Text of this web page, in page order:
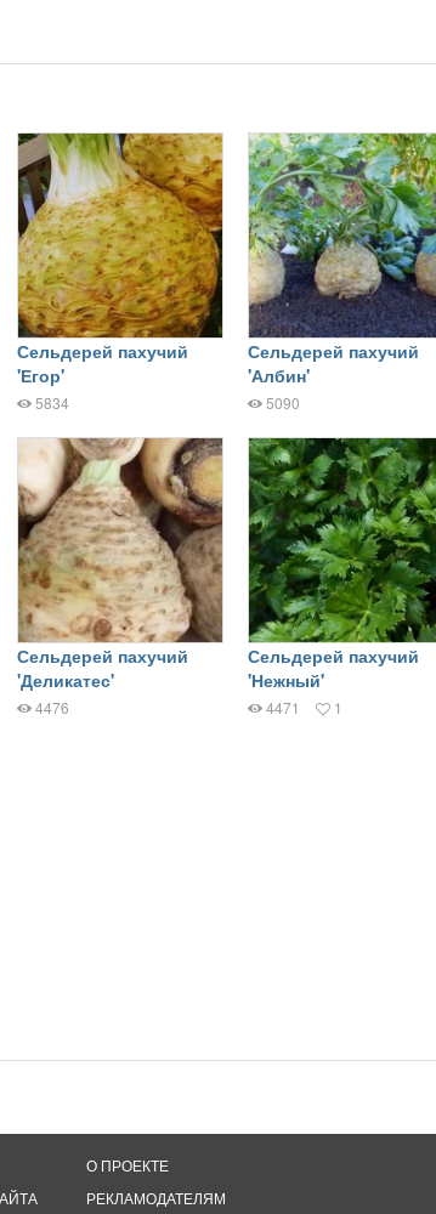
Сельдерей пахучий
'Егор'
5834
Сельдерей пахучий
'Албин'
5090
Сельдерей пахучий
'Деликатес'
4476
Сельдерей пахучий
'Нежный'
4471 1
О ПРОЕКТЕ
РЕКЛАМОДАТЕЛЯМ